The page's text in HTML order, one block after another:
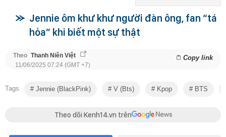
Jennie ôm khư khư người đàn ông, fan “tá
hỏa” khi biết một sự thật
Theo Thanh Niên Việt Copy link
11/06/2025 07:24 (GMT +7)
Tags Jennie (BlackPink) V (bts) Kpop BTS
Theo dõi Kenh14.vn trên